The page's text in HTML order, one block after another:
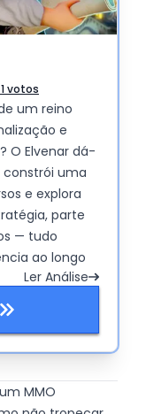
votos
um reino
e
O Elvenar dá-
constrói uma
e explora
parte
— tudo
ao longo
Ler Análise
MMO